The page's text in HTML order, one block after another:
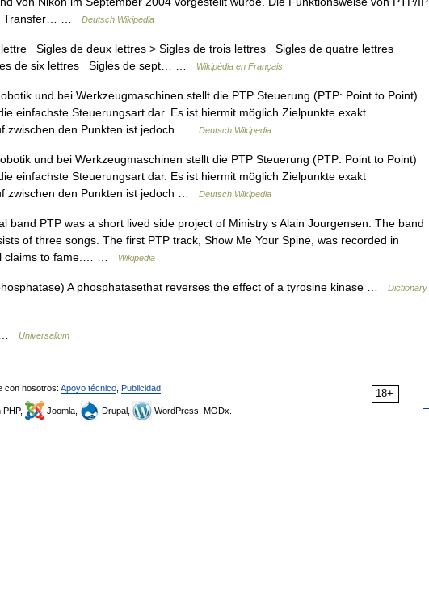
Transfer… …
Deutsch Wikipedia
Sigles de deux lettres > Sigles de trois lettres Sigles de quatre lettres
de six lettres Sigles de sept… …
Wikipédia en Français
und bei Werkzeugmaschinen stellt die PTP Steuerung (PTP: Point to Point)
einfachste Steuerungsart dar. Es ist hiermit möglich Zielpunkte exakt
zwischen den Punkten ist jedoch …
Deutsch Wikipedia
und bei Werkzeugmaschinen stellt die PTP Steuerung (PTP: Point to Point)
einfachste Steuerungsart dar. Es ist hiermit möglich Zielpunkte exakt
zwischen den Punkten ist jedoch …
Deutsch Wikipedia
band PTP was a short lived side project of Ministry s Alain Jourgensen. The band
of three songs. The first PTP track, Show Me Your Spine, was recorded in
claims to fame.… …
Wikipedia
A phosphatasethat reverses the effect of a tyrosine kinase …
Dictionary
… Universalium
18+
con nosotros: Apoyo técnico Publicidad
PHP, Joomla, Drupal, WordPress, MODx.